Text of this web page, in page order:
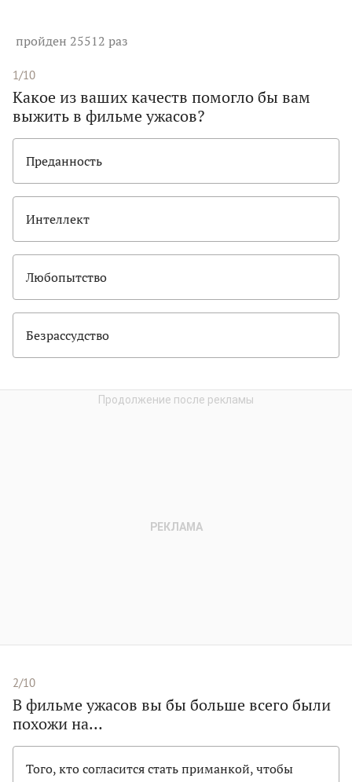
пройден 25512 раз
1/10
Какое из ваших качеств помогло бы вам
выжить в фильме ужасов?
Преданность
Интеллект
Любопытство
Безрассудство
2/10
В фильме ужасов вы бы больше всего были
похожи на…
Того, кто согласится стать приманкой, чтобы